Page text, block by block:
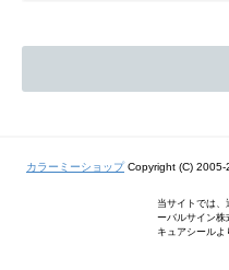
カラーミーショップCopyright (C) 2005-
当サイトでは
ーバルサイン株
キュアシールよ